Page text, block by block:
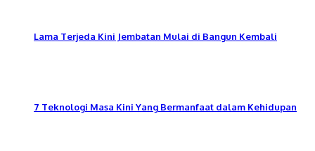
Lama Terjeda Kini Jembatan Mulai di Bangun Kembali
7 Teknologi Masa Kini Yang Bermanfaat dalam Kehidupan